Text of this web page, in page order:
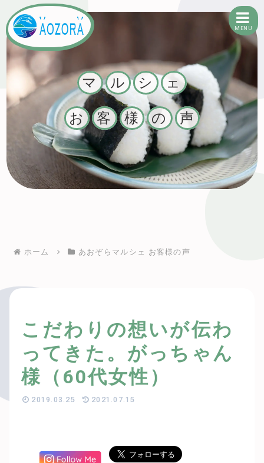
マ ル シ ェ
お 客 様 の 声
ホーム あおぞらマルシェ お客様の声
こだわりの想いが伝わ
ってきた。がっちゃん
様（60代女性）
2019.03.25 2021.07.15
MENU